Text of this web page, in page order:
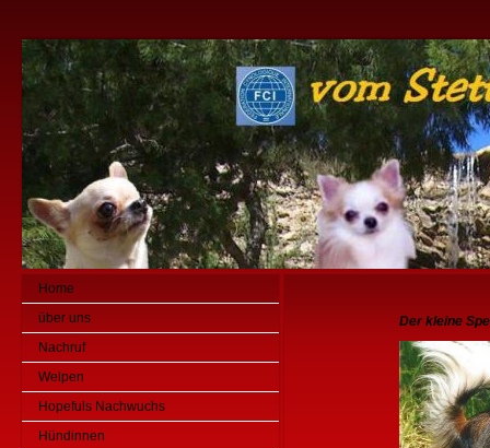
Home
über uns
Nachruf
Welpen
Hopefuls Nachwuchs
Hündinnen
Der kleine